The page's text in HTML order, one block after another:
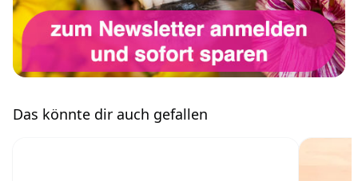
Das könnte dir auch gefallen